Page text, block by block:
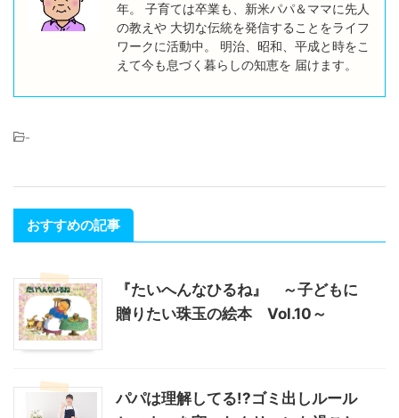
年。 子育ては卒業も、新米パパ＆ママに先人
の教えや 大切な伝統を発信することをライフ
ワークに活動中。 明治、昭和、平成と時をこ
えて今も息づく暮らしの知恵を 届けます。
-
おすすめの記事
『たいへんなひるね』 ～子どもに
贈りたい珠玉の絵本 Vol.10～
パパは理解してる!?ゴミ出しルール